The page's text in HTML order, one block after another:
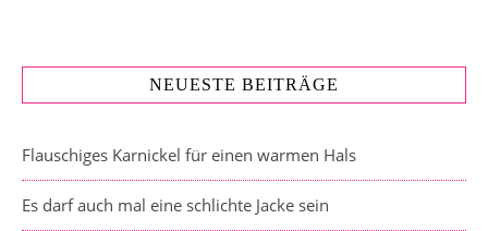
NEUESTE BEITRÄGE
Flauschiges Karnickel für einen warmen Hals
Es darf auch mal eine schlichte Jacke sein